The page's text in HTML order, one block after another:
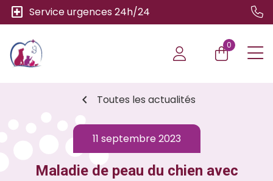
local_hospital Service urgences 24h/24
0
chevron_left Toutes les actualités
11 septembre 2023
Maladie de peau du chien avec